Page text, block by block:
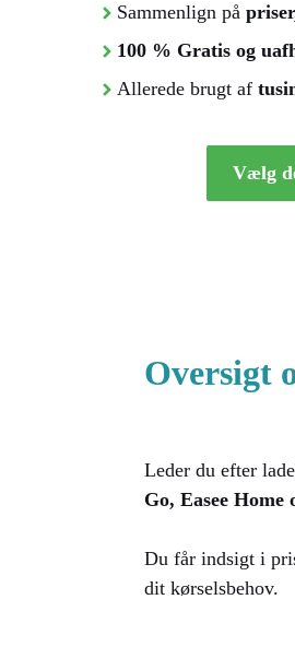
Sammenlign på
100 % Gratis og
Allerede brugt af
Vælg
Oversigt
Leder du efter
Go, Easee
Du får indsigt i
dit kørselsbehov.